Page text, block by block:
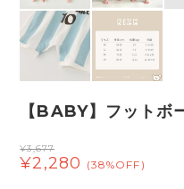
【BABY】フットボ
¥3,677
¥2,280 (38%OFF)